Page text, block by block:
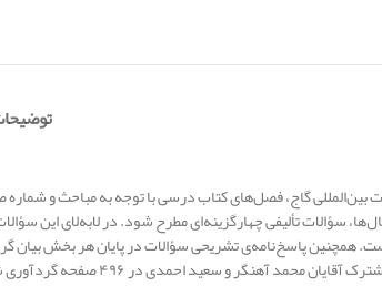
بین‌المللی گاج، فصل‌های کتاب درسی با توجه به مباحث
سؤالات تألیفی چهارگزینه‌ای مطرح شود. در لابه‌لای این
پاسخ‌نامه‌ی تشریحی سؤالات در پایان هر بخش بیان
و شامل ۱۱۰۰ تست محتوایی و چالشی است. از ویژگی‌های این کتاب می‌توان به موارد زیر اشاره کرد: